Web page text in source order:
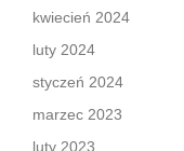
kwiecień 2024
luty 2024
styczeń 2024
marzec 2023
luty 2023